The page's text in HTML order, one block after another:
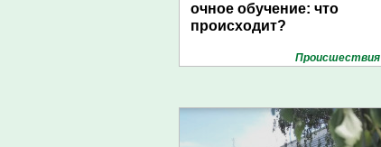
очное обучение: что
происходит?
Проиcшествия